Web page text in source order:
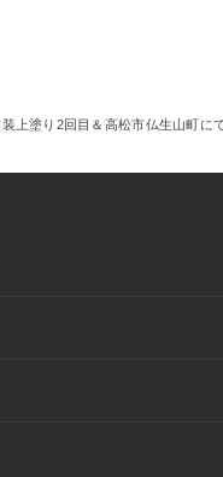
上塗り2回目＆高松市仏生山町に